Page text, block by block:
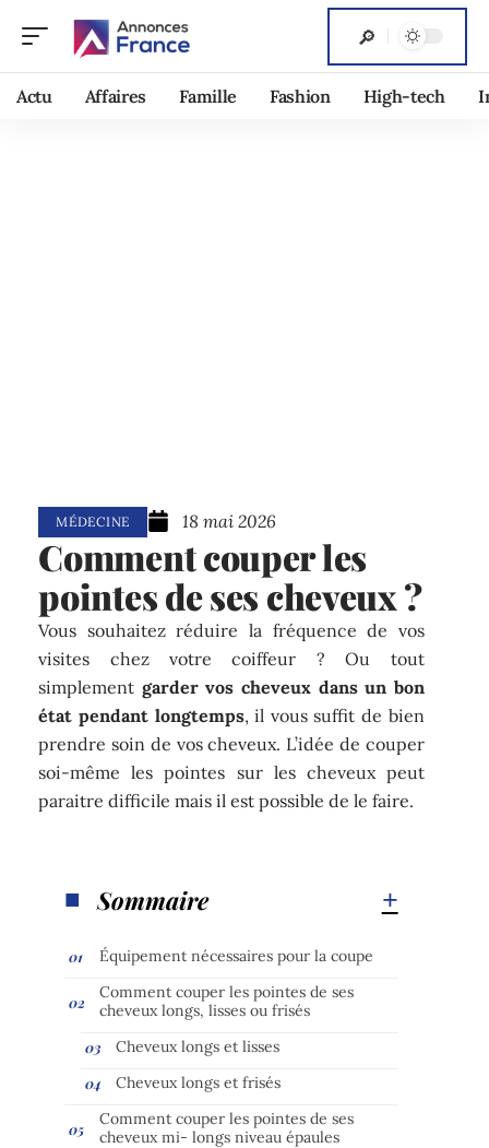
Actu Affaires Famille Fashion High-tech
MÉDECINE 18 mai 2026
Comment couper les
pointes de ses cheveux ?
Vous souhaitez réduire la fréquence de vos
visites chez votre coiffeur ? Ou tout
simplement garder vos cheveux dans un bon
état pendant longtemps, il vous suffit de bien
prendre soin de vos cheveux. L’idée de couper
soi-même les pointes sur les cheveux peut
paraitre difficile mais il est possible de le faire.
Sommaire
Équipement nécessaires pour la coupe
Comment couper les pointes de ses
cheveux longs, lisses ou frisés
Cheveux longs et lisses
Cheveux longs et frisés
Comment couper les pointes de ses
cheveux mi- longs niveau épaules